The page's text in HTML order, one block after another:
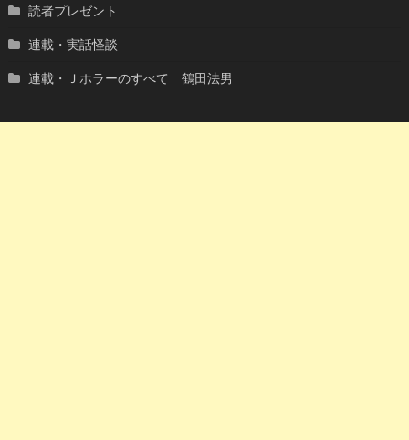
読者プレゼント
連載・実話怪談
連載・Ｊホラーのすべて 鶴田法男